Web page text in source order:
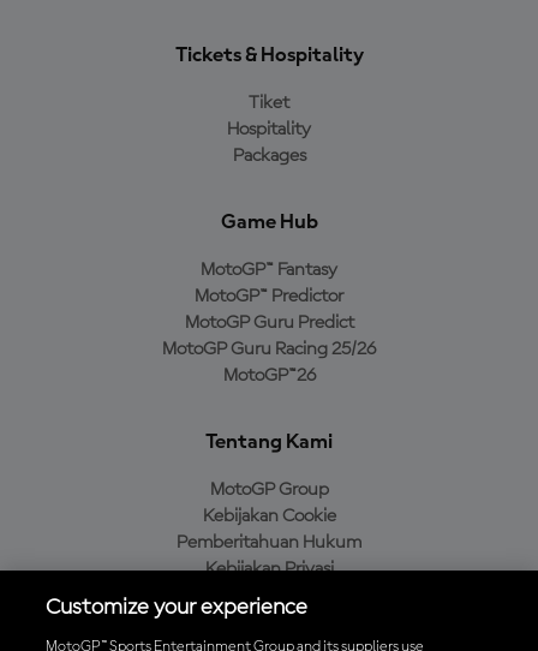
Tickets & Hospitality
Tiket
Hospitality
Packages
Game Hub
MotoGP™ Fantasy
MotoGP™ Predictor
MotoGP Guru Predict
MotoGP Guru Racing 25/26
MotoGP™26
Tentang Kami
MotoGP Group
Kebijakan Cookie
Pemberitahuan Hukum
Kebijakan Privasi
Kebijakan Pembelian
Customize your experience
MotoGP™ Sports Entertainment Group and its suppliers use